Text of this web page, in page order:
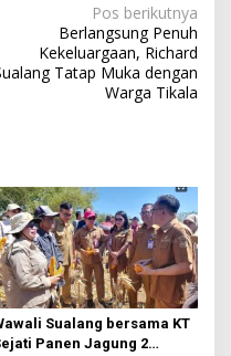
Pos berikutnya
Berlangsung Penuh
Kekeluargaan, Richard
Tatap Muka dengan
Warga Tikala
Sualang bersama KT
Panen Jagung 2